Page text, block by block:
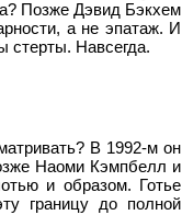
Позже Дэвид Бэкхем
а не эпатаж. И
стерты. Навсегда.
В 1992-м он
Наоми Кэмпбелл и
и образом. Готье
границу до полной